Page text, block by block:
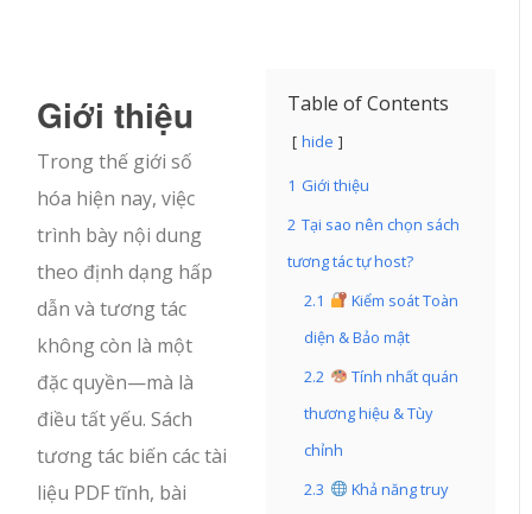
Table of Contents
hide
1 Giới thiệu
2 Tại sao nên chọn sách
tương tác tự host?
2.1
Kiểm soát Toàn
diện & Bảo mật
2.2
Tính nhất quán
thương hiệu & Tùy
chỉnh
2.3
Khả năng truy
Giới thiệu
Trong thế giới số
hóa hiện nay, việc
trình bày nội dung
theo định dạng hấp
dẫn và tương tác
không còn là một
đặc quyền—mà là
điều tất yếu. Sách
tương tác biến các tài
liệu PDF tĩnh, bài